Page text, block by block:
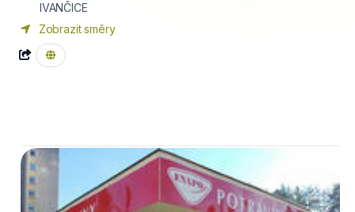
IVANČICE
Zobrazit směry